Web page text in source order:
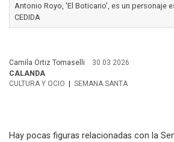
Antonio Royo, 'El Boticario', es un personaje
CEDIDA
Camila Ortiz Tomaselli 30 03 2026
CALANDA
CULTURA Y OCIO
SEMANA SANTA
Hay pocas figuras relacionadas con la